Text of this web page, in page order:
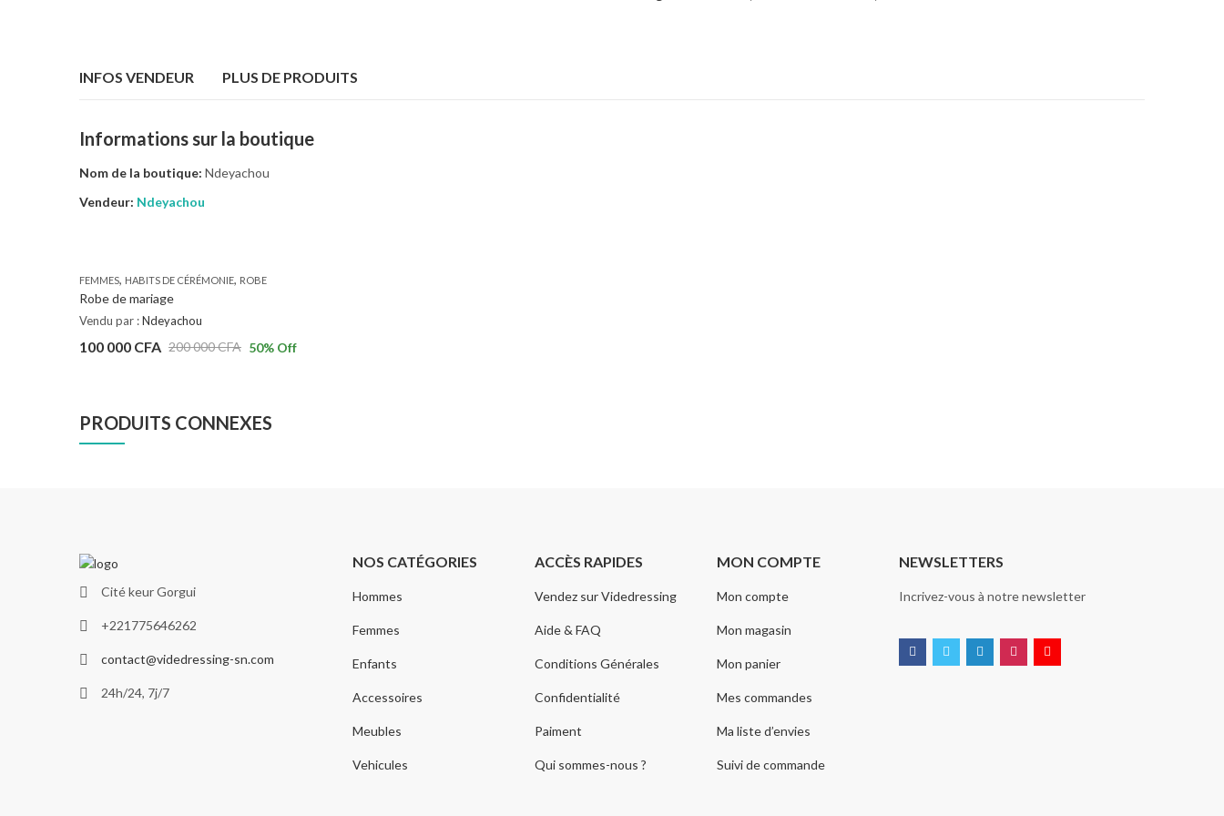
INFOS VENDEUR PLUS DE PRODUITS
Informations sur la boutique
Nom de la boutique: Ndeyachou
Vendeur: Ndeyachou
FEMMES, HABITS DE CÉRÉMONIE, ROBE
Robe de mariage
Vendu par :Ndeyachou
200 000CFA
100 000 CFA 50% Off
PRODUITS CONNEXES
Cité keur Gorgui
+221775646262
contact@videdressing-sn.com
24h/24, 7j/7
NOS CATÉGORIES
Hommes
Femmes
Enfants
Accessoires
Meubles
Vehicules
ACCÈS RAPIDES
Vendez sur Videdressing
Aide & FAQ
Conditions Générales
Confidentialité
Paiment
Qui sommes-nous ?
MON COMPTE
Mon compte
Mon magasin
Mon panier
Mes commandes
Ma liste d’envies
Suivi de commande
NEWSLETTERS
Incrivez-vous à notre newsletter